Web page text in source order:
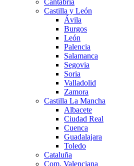
Castilla y León
Ávila
Burgos
León
Palencia
Salamanca
Segovia
Soria
Valladolid
Zamora
Castilla La Mancha
Albacete
Ciudad Real
Cuenca
Guadalajara
Toledo
Cataluña
Com. Valenciana